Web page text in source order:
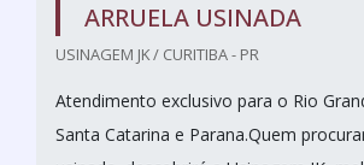
ARRUELA USINADA
USINAGEM JK / CURITIBA - PR
Atendimento exclusivo para o Rio
Santa Catarina e Parana.Quem